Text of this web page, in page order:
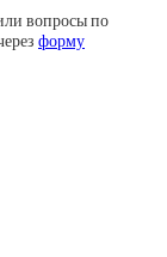
вопросы по
форму